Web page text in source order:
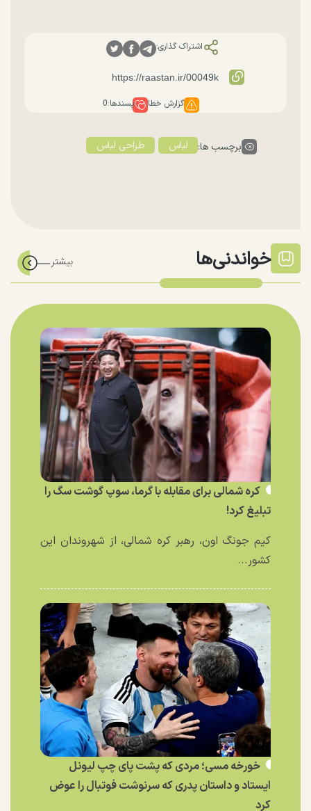
اشتراک گذاری:
گزارش خطا پسندها:0
برچسب ها: لباس طراحی لباس
خواندنی‌ها
کره شمالی برای مقابله با گرما، سوپ گوشت سگ را
تبلیغ کرد!
کیم جونگ اون، رهبر کره شمالی، از شهروندان این
کشور...
خورخه مسی؛ مردی که پشت پای چپ لیونل
ایستاد و داستان پدری که سرنوشت فوتبال را عوض
کرد